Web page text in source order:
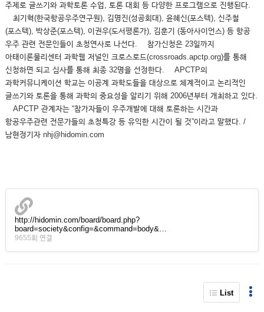
주제로 글쓰기와 과학토론 수업, 토론 대회 등 다양한 프로그램으로 진행된다.
최기혁(한국항공우주연구원), 김명진(성공회대), 윤혜신(포스텍), 신주철
(포스텍), 박상준(포스텍), 이권우(도서평론가), 김훈기 (동아사이언스) 등 항공
우주 관련 전문인들이 초청연사로 나선다. 참가신청은 23일까지
아태이론물리센터 과학웹 저널인 크로스로드(crossroads.apctp.org)를 통해
신청하면 되고 심사를 통해 최종 32명을 선정한다. APCTP의
과학커뮤니케이션 학교는 이공계 과학도들을 대상으로 체계적이고 논리적인
글쓰기와 토론을 통해 과학의 중요성을 알리기 위해 2006년부터 개최하고 있다.
APCTP 관계자는 “참가자들이 우주개발에 대해 토론하는 시간과
항공우주관련 전문가들의 초청특강 등 유익한 시간이 될 것”이라고 말했다. /
남현정기자 nhj@hidomin.com
http://hidomin.com/board/board.php?
board=society&config=&command=body&…
9655회 연결
List